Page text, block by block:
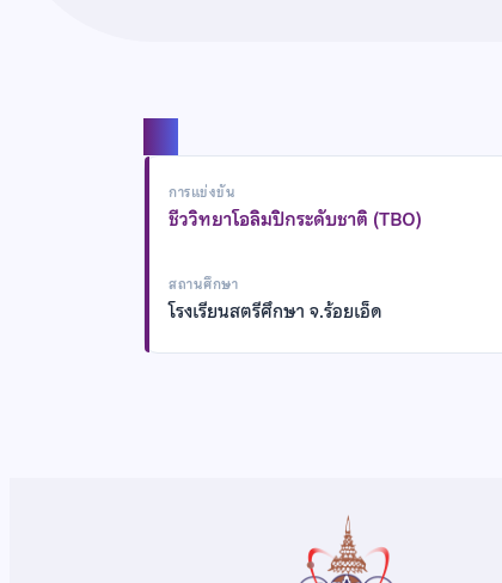
การแข่งขัน
ชีววิทยาโอลิมปิกระดับชาติ (TBO)
สถานศึกษา
โรงเรียนสตรีศึกษา จ.ร้อยเอ็ด